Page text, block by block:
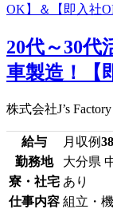
20代～30代
車製造！【
株式会社J’s
給与 月収例
勤務地
大分県
寮・社宅 あり
仕事内容 組立・